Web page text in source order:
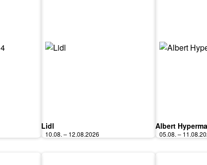
Lidl
10.08. – 12.08.2026
Albert
05.08. –